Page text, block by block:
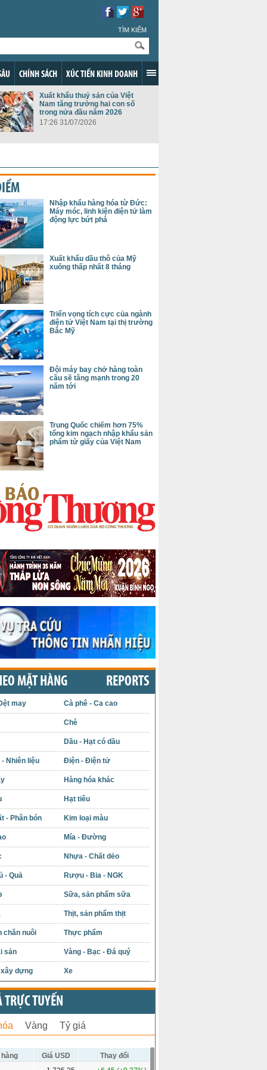
TÌM KIẾM
CHÍNH SÁCH XÚC TIẾN KINH DOANH
Xuất khẩu thuỷ sản của Việt
Nam tăng trưởng hai con số
trong nửa đầu năm 2026
17:26 31/07/2026
Nhập khẩu hàng hóa từ Đức:
Máy móc, linh kiện điện tử làm
động lực bứt phá
Xuất khẩu dầu thô của Mỹ
xuống thấp nhất 8 tháng
Triển vọng tích cực của ngành
điện tử Việt Nam tại thị trường
Bắc Mỹ
Đội máy bay chở hàng toàn
cầu sẽ tăng mạnh trong 20
năm tới
Trung Quốc chiếm hơn 75%
tổng kim ngạch nhập khẩu sản
phẩm từ giấy của Việt Nam
MẶT HÀNG REPORTS
may Cà phê - Ca cao
Chè
Dầu - Hạt có dầu
- Nhiên liệu Điện - Điện tử
Hàng hóa khác
Hạt tiêu
- Phân bón Kim loại màu
Mía - Đường
Nhựa - Chất dẻo
- Quả Rượu - Bia - NGK
Sữa, sản phẩm sữa
Thịt, sản phẩm thịt
chăn nuôi Thực phẩm
sản Vàng - Bạc - Đá quý
dựng Xe
TRỰC TUYẾN
Vàng Tỷ giá
Giá USD
Thay đổi